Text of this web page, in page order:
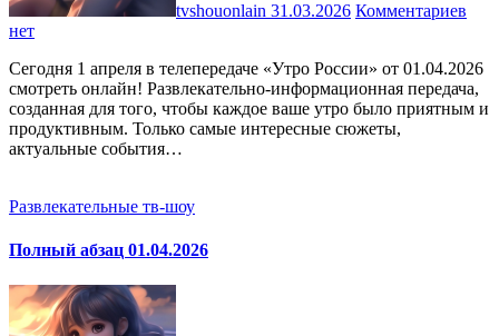
tvshouonlain 31.03.2026 Комментариев
нет
Сегодня 1 апреля в телепередаче «Утро России» от 01.04.2026
смотреть онлайн! Развлекательно-информационная передача,
созданная для того, чтобы каждое ваше утро было приятным и
продуктивным. Только самые интересные сюжеты,
актуальные события…
Развлекательные тв-шоу
Полный абзац 01.04.2026